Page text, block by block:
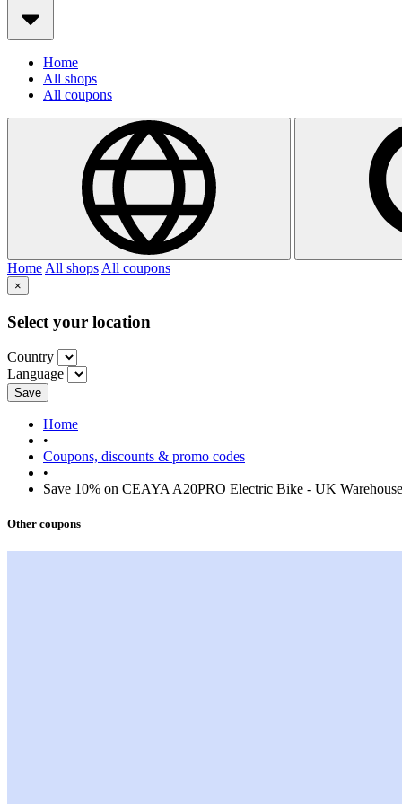
Home
All shops
All coupons
HomeAll shopsAll coupons
×
Select your location
Country
Language
Save
Home
•
Coupons, discounts & promo codes
•
Save 10% on CEAYA A20PRO Electric Bike - UK Warehouse
Other coupons